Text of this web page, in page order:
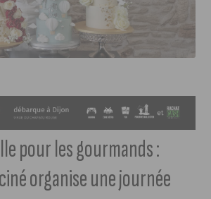
pour les gourmands :
organise une journée